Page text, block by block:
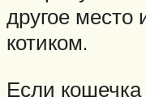
другое место
котиком.
Если